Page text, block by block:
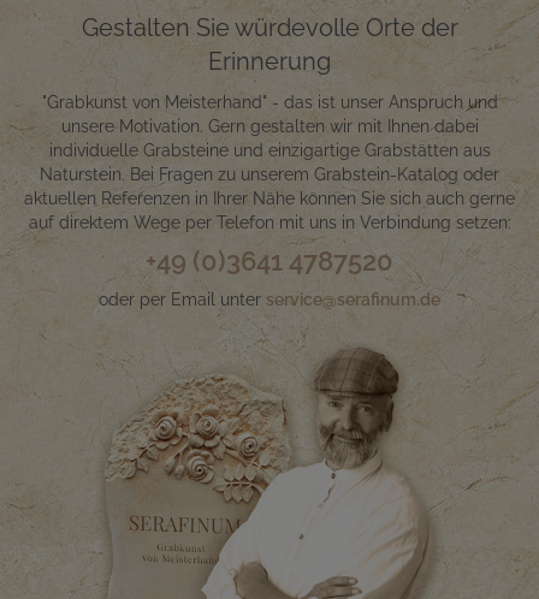
Gestalten Sie würdevolle Orte der
Erinnerung
"Grabkunst von Meisterhand" - das ist unser Anspruch und
unsere Motivation. Gern gestalten wir mit Ihnen dabei
individuelle Grabsteine und einzigartige Grabstätten aus
Naturstein. Bei Fragen zu unserem Grabstein-Katalog oder
aktuellen Referenzen in Ihrer Nähe können Sie sich auch gerne
auf direktem Wege per Telefon mit uns in Verbindung setzen:
+49 (0)3641 4787520
oder per Email unter service@serafinum.de